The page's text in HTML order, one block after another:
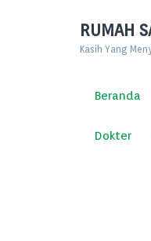
RUMAH
Kasih Yang
Beranda
Dokter